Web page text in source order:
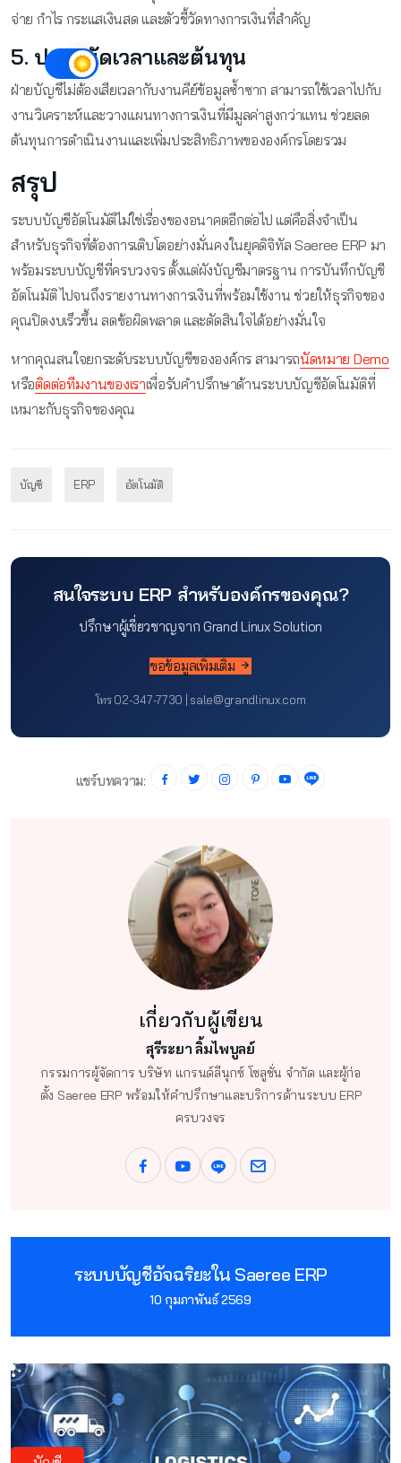
จ่าย กำไร กระแสเงินสด และตัวชี้วัดทางการเงินที่สำคัญ
5. ประหยัดเวลาและต้นทุน
ฝ่ายบัญชีไม่ต้องเสียเวลากับงานคีย์ข้อมูลซ้ำซาก สามารถใช้เวลาไปกับ
งานวิเคราะห์และวางแผนทางการเงินที่มีมูลค่าสูงกว่าแทน ช่วยลด
ต้นทุนการดำเนินงานและเพิ่มประสิทธิภาพขององค์กรโดยรวม
สรุป
ระบบบัญชีอัตโนมัติไม่ใช่เรื่องของอนาคตอีกต่อไป แต่คือสิ่งจำเป็น
สำหรับธุรกิจที่ต้องการเติบโตอย่างมั่นคงในยุคดิจิทัล Saeree ERP มา
พร้อมระบบบัญชีที่ครบวงจร ตั้งแต่ผังบัญชีมาตรฐาน การบันทึกบัญชี
อัตโนมัติ ไปจนถึงรายงานทางการเงินที่พร้อมใช้งาน ช่วยให้ธุรกิจของ
คุณปิดงบเร็วขึ้น ลดข้อผิดพลาด และตัดสินใจได้อย่างมั่นใจ
หากคุณสนใจยกระดับระบบบัญชีขององค์กร สามารถนัดหมาย Demo
หรือติดต่อทีมงานของเราเพื่อรับคำปรึกษาด้านระบบบัญชีอัตโนมัติที่
เหมาะกับธุรกิจของคุณ
บัญชี ERP อัตโนมัติ
สนใจระบบ ERP สำหรับองค์กรของคุณ?
ปรึกษาผู้เชี่ยวชาญจาก Grand Linux Solution
ขอข้อมูลเพิ่มเติม
โทร 02-347-7730 | sale@grandlinux.com
แชร์บทความ:
เกี่ยวกับผู้เขียน
สุรีระยา ลิ้มไพบูลย์
กรรมการผู้จัดการ บริษัท แกรนด์ลีนุกซ์ โซลูชั่น จำกัด และผู้ก่อ
ตั้ง Saeree ERP พร้อมให้คำปรึกษาและบริการด้านระบบ ERP
ครบวงจร
ระบบบัญชีอัจฉริยะใน Saeree ERP
10 กุมภาพันธ์ 2569